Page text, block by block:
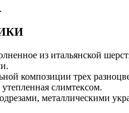
из итальянской
композиции трех
слимтексом.
металлическими